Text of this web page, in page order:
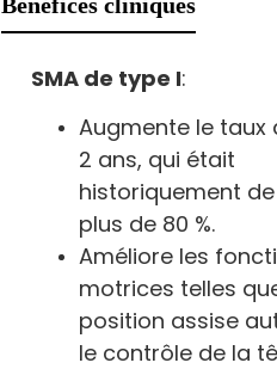
SMA de type I:
Augmente le taux
2 ans, qui était
historiquement de
plus de 80 %.
Améliore les
motrices telles
position assise
le contrôle de la
Australie
Économies Les tarifs de
d'économies par
Australie.
Services
Communication
contacts.
Accès VIPServices
Besoins quotidiens
restauration, les